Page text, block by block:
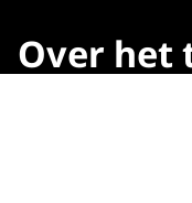
Over het